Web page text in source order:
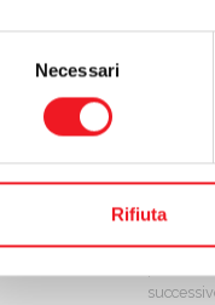
Necessari
Rifiuta
Series
altre